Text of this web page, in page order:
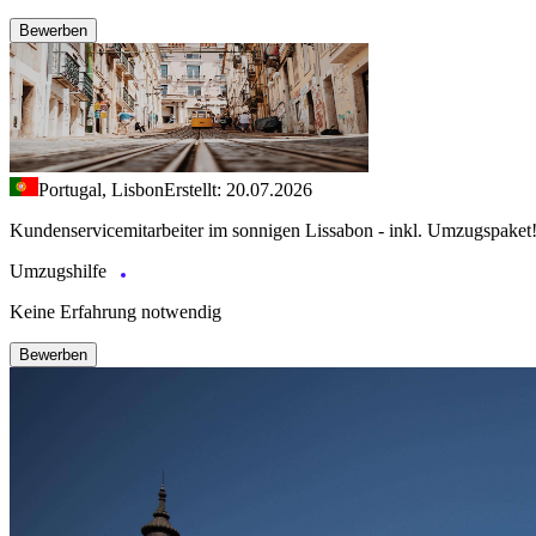
Bewerben
Portugal, LisbonErstellt: 20.07.2026
Kundenservicemitarbeiter im sonnigen Lissabon - inkl. Umzugspaket!
Umzugshilfe
Keine Erfahrung notwendig
Bewerben